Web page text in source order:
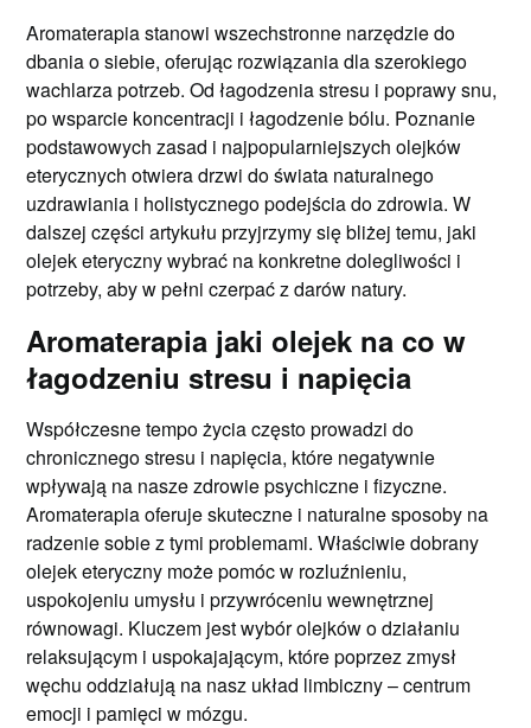
Aromaterapia stanowi wszechstronne narzędzie do
dbania o siebie, oferując rozwiązania dla szerokiego
wachlarza potrzeb. Od łagodzenia stresu i poprawy snu,
po wsparcie koncentracji i łagodzenie bólu. Poznanie
podstawowych zasad i najpopularniejszych olejków
eterycznych otwiera drzwi do świata naturalnego
uzdrawiania i holistycznego podejścia do zdrowia. W
dalszej części artykułu przyjrzymy się bliżej temu, jaki
olejek eteryczny wybrać na konkretne dolegliwości i
potrzeby, aby w pełni czerpać z darów natury.
Aromaterapia jaki olejek na co w
łagodzeniu stresu i napięcia
Współczesne tempo życia często prowadzi do
chronicznego stresu i napięcia, które negatywnie
wpływają na nasze zdrowie psychiczne i fizyczne.
Aromaterapia oferuje skuteczne i naturalne sposoby na
radzenie sobie z tymi problemami. Właściwie dobrany
olejek eteryczny może pomóc w rozluźnieniu,
uspokojeniu umysłu i przywróceniu wewnętrznej
równowagi. Kluczem jest wybór olejków o działaniu
relaksującym i uspokajającym, które poprzez zmysł
węchu oddziałują na nasz układ limbiczny – centrum
emocji i pamięci w mózgu.